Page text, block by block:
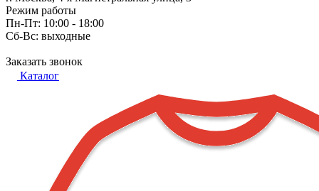
Режим работы
Пн-Пт: 10:00 - 18:00
Сб-Вс: выходные
Заказать звонок
Каталог